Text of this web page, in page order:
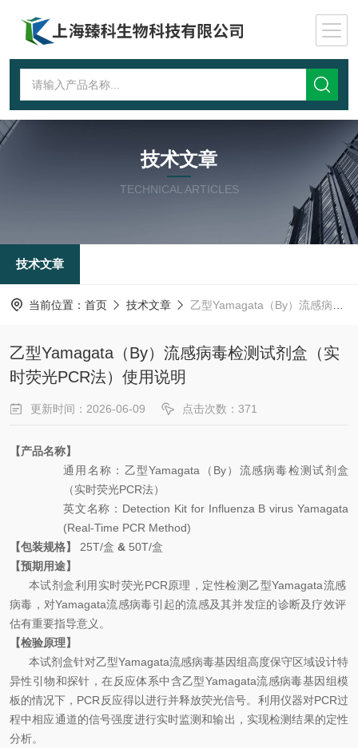
技术文章
TECHNICAL ARTICLES
技术文章
当前位置： 首页 技术文章 乙型Yamagata（By）流感病毒检测试剂盒（实时荧光PCR法）使用说明
乙型Yamagata（By）流感病毒检测试剂盒（实
时荧光PCR法）使用说明
更新时间：2026-06-09 点击次数：371
【产品名称】
通用名称： 乙型Yamagata （ By）流感病毒检测试剂盒
（实时荧光PCR法）
英文名称 ： Detection Kit for Influenza B virus Yamagata
(Real-Time PCR Method)
【包装规格】
25T/盒 & 50T/盒
【预期用途】
本试剂盒利用 实时荧光PCR原理， 定性检测乙型Yamagata流感
病毒，对Yamagata流感病毒引起的流感及其并发症的诊断及疗效评
估有重要指导意义。
【检验原理】
本试剂盒针对乙型Yamagata流感病毒基因组高度保守区域设计特
异性引物和探针，在反应体系中含乙型Yamagata流感病毒基因组模
板的情况下， PCR 反应得以进行并释放荧光信号。利用仪器对PCR过
程中相应通道的信号强度进行实时监测和输出，实现检测结果的定性
分析。